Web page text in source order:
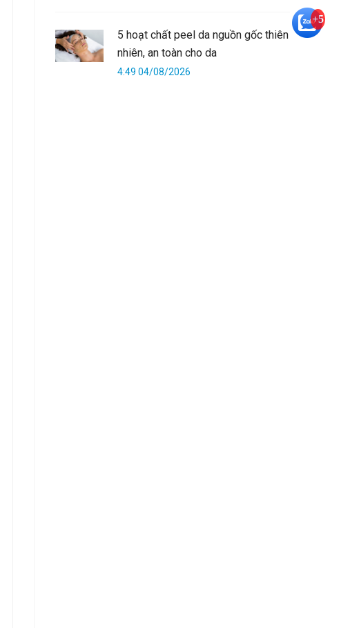
5 hoạt chất peel da nguồn gốc thiên
nhiên, an toàn cho da
4:49 04/08/2026
+5